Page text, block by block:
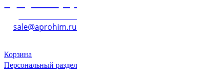
sale@aprohim.ru
Корзина
Персональный раздел